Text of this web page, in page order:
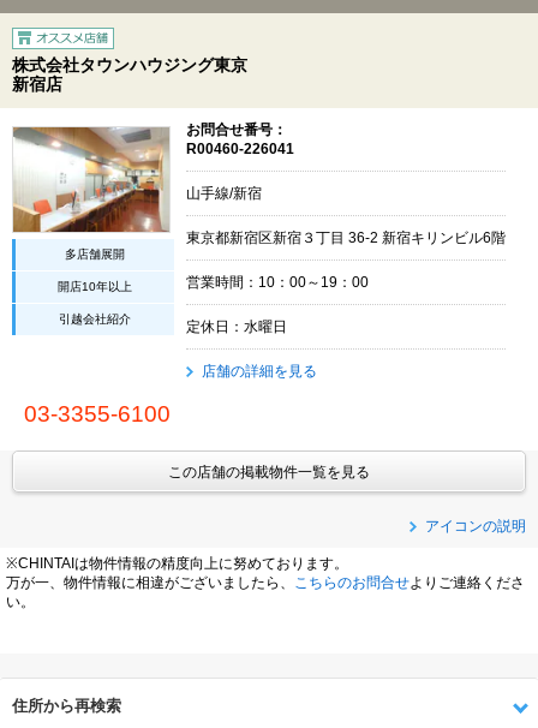
株式会社タウンハウジング東京
新宿店
多店舗展開
開店10年以上
引越会社紹介
お問合せ番号：
R00460-226041
山手線/新宿
東京都新宿区新宿３丁目 36-2 新宿キリンビル6階
営業時間：10：00～19：00
定休日：水曜日
店舗の詳細を見る
03-3355-6100
この店舗の掲載物件一覧を見る
アイコンの説明
※CHINTAIは物件情報の精度向上に努めております。
万が一、物件情報に相違がございましたら、
こちらのお問合せよりご連絡くださ
い。
住所から再検索